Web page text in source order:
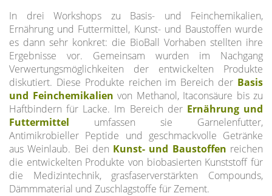
In drei Workshops zu Basis- und Feinchemikalien,
Ernährung und Futtermittel, Kunst- und Baustoffen wurde
es dann sehr konkret: die BioBall Vorhaben stellten ihre
Ergebnisse vor. Gemeinsam wurden im Nachgang
Verwertungsmöglichkeiten der entwickelten Produkte
diskutiert. Diese Produkte reichen im Bereich der Basis
und Feinchemikalien von Methanol, Itaconsäure bis zu
Haftbindern für Lacke. Im Bereich der Ernährung und
Futtermittel umfassen sie Garnelenfutter,
Antimikrobieller Peptide und geschmackvolle Getränke
aus Weinlaub. Bei den Kunst- und Baustoffen reichen
die entwickelten Produkte von biobasierten Kunststoff für
die Medizintechnik, grasfaserverstärkten Compounds,
Dämmmaterial und Zuschlagstoffe für Zement.